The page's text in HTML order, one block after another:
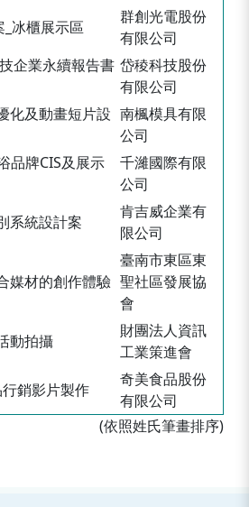
冰櫃展示區
群創光電股份
有限公司
企業永續報告書 岱稜科技股份
有限公司
化及動畫短片設 南楓模具有限
公司
品牌CIS及展示
千濰國際有限
公司
系統設計案
肯吉威企業有
限公司
媒材的創作體驗
臺南市東區東
聖社區發展協
會
動拍攝
財團法人資訊
工業策進會
銷影片製作
奇美食品股份
有限公司
(依照姓氏筆畫排序)